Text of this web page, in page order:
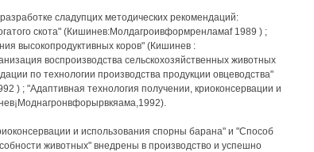
сладупцих методических рекомендаций:
скота" (Кишинев:Молдагроивформренламаf 1989 ) ;
высокопродуктивных коров" (Кишинев :
воспроизводства сельскохозяйственных животных
по технологии производства продукции овцеводства"
) ; "Адаптивная технология получении, криоконсервации и
и использования спорны барана" и "Способ
животных" внедрены в производство и успешно